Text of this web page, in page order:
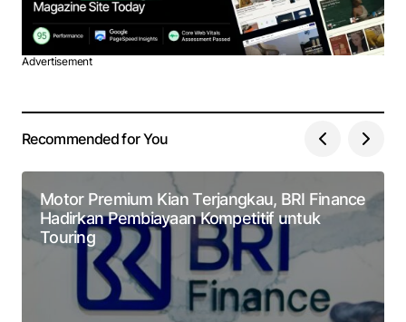
Advertisement
Recommended for You
Motor Premium Kian Terjangkau, BRI Finance
Hadirkan Pembiayaan Kompetitif untuk
Touring